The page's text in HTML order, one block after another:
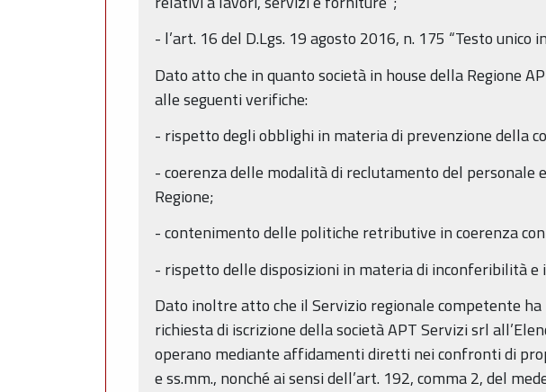
- l’art. 16 del D.Lgs. 19 agosto 2016, n. 175 “Testo
Dato atto che in quanto società in house della Regione
alle seguenti verifiche:
- rispetto degli obblighi in materia di prevenzione della
- coerenza delle modalità di reclutamento del
Regione;
- contenimento delle politiche retributive in coerenza
- rispetto delle disposizioni in materia di inconferibilità e
Dato inoltre atto che il Servizio regionale competente
richiesta di iscrizione della società APT Servizi srl
operano mediante affidamenti diretti nei confronti di
e ss.mm., nonché ai sensi dell’art. 192, comma 2, del